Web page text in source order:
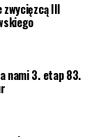
zwycięzcą III
nami 3. etap 83.